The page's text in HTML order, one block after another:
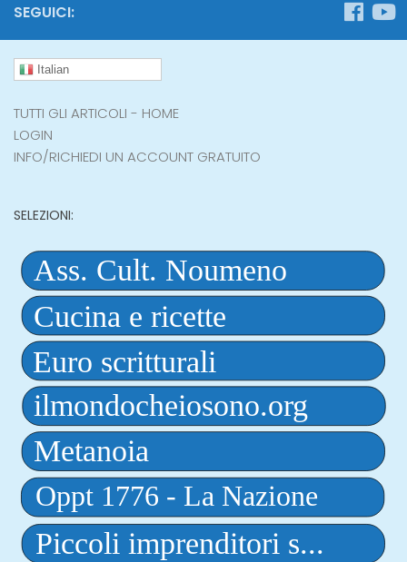
SEGUICI:
Italian
TUTTI GLI ARTICOLI - HOME
LOGIN
INFO/RICHIEDI UN ACCOUNT GRATUITO
SELEZIONI: